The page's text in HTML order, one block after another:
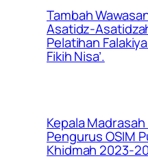
Tambah
Asatidz-
Pelatihan
Fikih Nisa’.
Kepala
Pengurus OSIM
Khidmah 2023-